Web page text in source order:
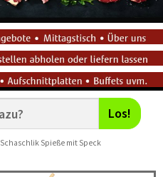
Los!
Schaschlik Spieße mit Speck